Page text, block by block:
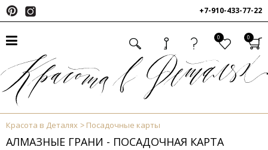
+7-910-433-77-22
0 0
Красота в Деталях Посадочные карты
АЛМАЗНЫЕ ГРАНИ - ПОСАДОЧНАЯ КАРТА